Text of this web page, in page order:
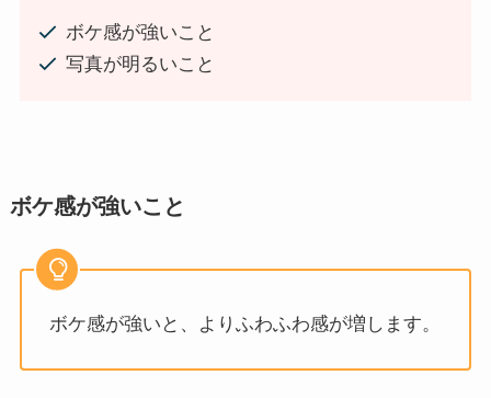
ボケ感が強いこと
写真が明るいこと
ボケ感が強いこと
ボケ感が強いと、よりふわふわ感が増します。